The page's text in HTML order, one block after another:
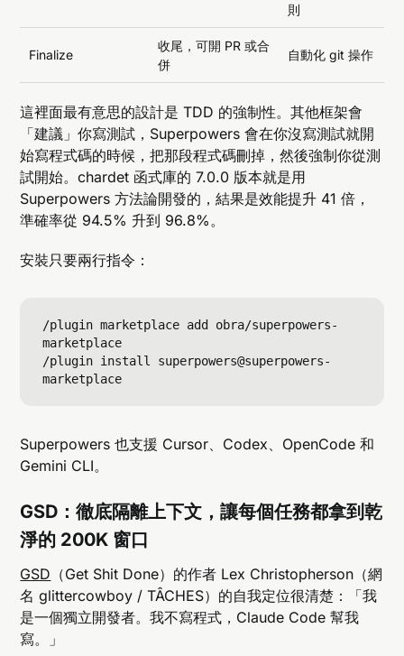
則
Finalize
收尾，可開 PR 或合
併
自動化 git 操作
這裡面最有意思的設計是 TDD 的強制性。其他框架會
「建議」你寫測試，Superpowers 會在你沒寫測試就開
始寫程式碼的時候，把那段程式碼刪掉，然後強制你從測
試開始。chardet 函式庫的 7.0.0 版本就是用
Superpowers 方法論開發的，結果是效能提升 41 倍，
準確率從 94.5% 升到 96.8%。
安裝只要兩行指令：
/plugin marketplace add obra/superpowers-
marketplace
/plugin install superpowers@superpowers-
Superpowers 也支援 Cursor、Codex、OpenCode 和
Gemini CLI。
GSD：徹底隔離上下文，讓每個任務都拿到乾
淨的 200K 窗口
GSD （Get Shit Done）的作者 Lex Christopherson（網
名 glittercowboy / TÂCHES）的自我定位很清楚：「我
是一個獨立開發者。我不寫程式，Claude Code 幫我
寫。」